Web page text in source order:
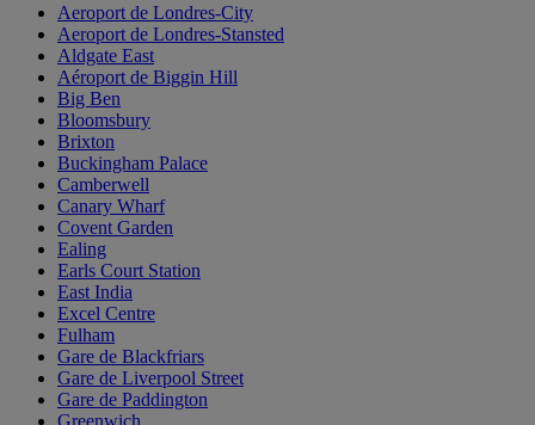
Aeroport de Londres-City
Aeroport de Londres-Stansted
Aldgate East
Aéroport de Biggin Hill
Big Ben
Bloomsbury
Brixton
Buckingham Palace
Camberwell
Canary Wharf
Covent Garden
Ealing
Earls Court Station
East India
Excel Centre
Fulham
Gare de Blackfriars
Gare de Liverpool Street
Gare de Paddington
Greenwich